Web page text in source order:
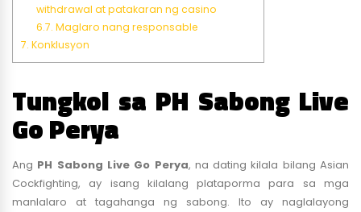
withdrawal at patakaran ng casino
6.7. Maglaro nang responsable
7. Konklusyon
Tungkol sa PH Sabong Live
Go Perya
Ang PH Sabong Live Go Perya, na dating kilala bilang Asian
Cockfighting, ay isang kilalang plataporma para sa mga
manlalaro at tagahanga ng sabong. Ito ay naglalayong